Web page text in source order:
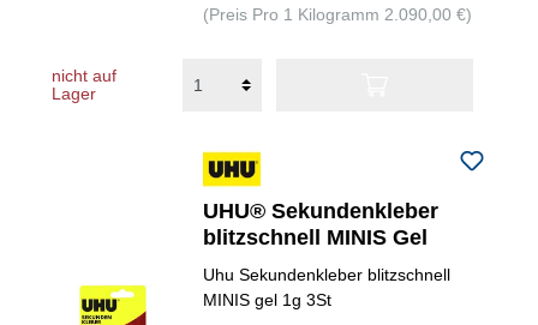
(Preis Pro 1 Kilogramm 2.090,00 €)
nicht auf
Lager
UHU® Sekundenkleber
blitzschnell MINIS Gel
Uhu Sekundenkleber blitzschnell
MINIS gel 1g 3St